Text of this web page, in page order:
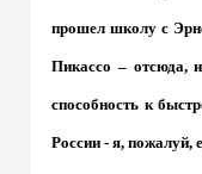
прошел школу с
Пикассо – отсюда,
способность к
России - я, пожалуй,